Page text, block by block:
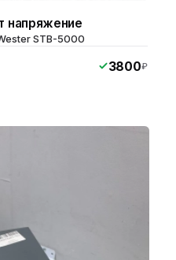
напряжение
STB-5000
3800₽